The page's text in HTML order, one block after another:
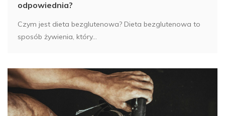
odpowiednia?
Czym jest dieta bezglutenowa? Dieta bezglutenowa to
sposób żywienia, który...